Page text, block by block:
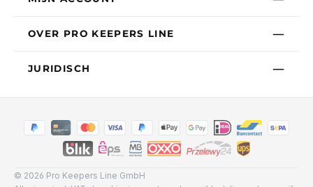
OVER PRO KEEPERS LINE
JURIDISCH
© 2026 Pro Keepers Line GmbH